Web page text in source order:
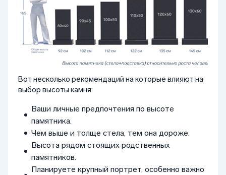
Вот несколько рекомендаций на которые влияют на
выбор высоты камня:
Ваши личные предпочтения по высоте
памятника.
Чем выше и толще стела, тем она дороже.
Высота рядом стоящих родственных
памятников.
Планируете крупный портрет, особенно важно